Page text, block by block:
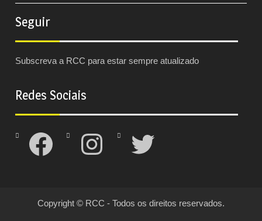
Seguir
Subscreva a RCC para estar sempre atualizado
Redes Sociais
Facebook Instagram Twitter
Copyright © RCC - Todos os direitos reservados.